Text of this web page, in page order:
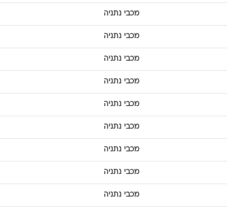
מכבי נתניה
מכבי נתניה
מכבי נתניה
מכבי נתניה
מכבי נתניה
מכבי נתניה
מכבי נתניה
מכבי נתניה
מכבי נתניה